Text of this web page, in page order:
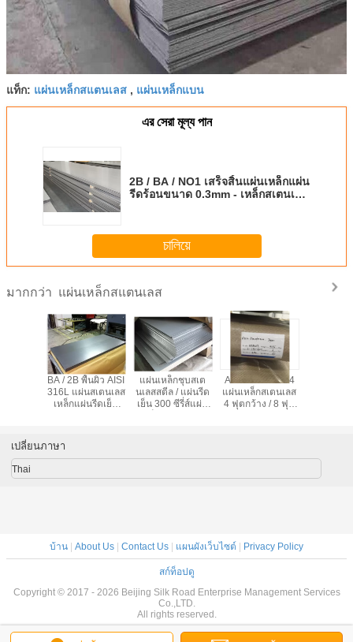
แท็ก: แผ่นเหล็กสแตนเลส , แผ่นเหล็กแบน
এর সেরা মূল্য পান
2B / BA / NO1 เสร็จสิ้นแผ่นเหล็กแผ่น
รีดร้อนขนาด 0.3mm - เหล็กสเตนเลส
চালিয়ে
มากกว่า แผ่นเหล็กสแตนเลส
BA / 2B พื้นผิว AISI
316L แผ่นสเตนเลส
เหล็กแผ่นรีดเย็น
แผ่นเหล็กชุบสเต
นเลสสตีล / แผ่นรีด
เย็น 300 ซีรี่ส์แผ่น
ASTM A240 304
แผ่นเหล็กสเตนเลส
4 ฟุตกว้าง / 8 ฟุต
เปลี่ยนภาษา
Thai
บ้าน | About Us | Contact Us | แผนผังเว็บไซต์ | Privacy Policy
สก์ท็อปดู
Copyright © 2017 - 2026 Beijing Silk Road Enterprise Management Services
Co.,LTD.
All rights reserved.